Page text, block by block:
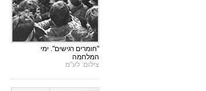
"חומרים רגישים". ימי
המלחמה
צילום: לע"מ